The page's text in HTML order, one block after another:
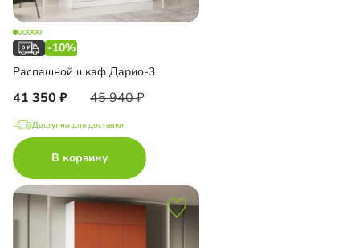
-10%
Распашной шкаф Дарио-3
41 350 45 940
Доступно для доставки
В корзину